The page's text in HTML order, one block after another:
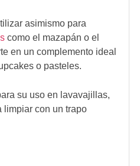
asimismo para
como el mazapán o el
en un complemento ideal
o pasteles.
su uso en lavavajillas,
limpiar con un trapo